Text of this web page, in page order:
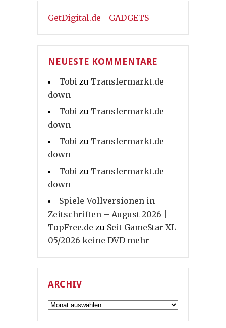
GetDigital.de - GADGETS
NEUESTE KOMMENTARE
Tobi zu Transfermarkt.de
down
Tobi zu Transfermarkt.de
down
Tobi zu Transfermarkt.de
down
Tobi zu Transfermarkt.de
down
Spiele-Vollversionen in
Zeitschriften – August 2026 |
TopFree.de zu Seit GameStar XL
05/2026 keine DVD mehr
ARCHIV
Archiv